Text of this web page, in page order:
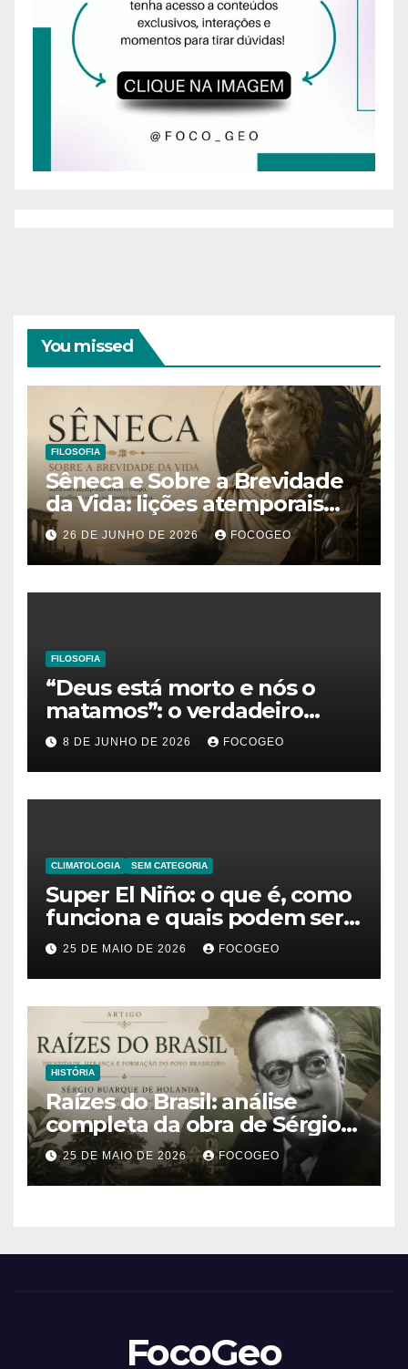
You missed
FILOSOFIA
Sêneca e Sobre a Brevidade
da Vida: lições atemporais
sobre o tempo, a felicidade e
o verdadeiro sentido da
existência
26 DE JUNHO DE 2026 FOCOGEO
FILOSOFIA
“Deus está morto e nós o
matamos”: o verdadeiro
significado da frase de
Friedrich Nietzsche
8 DE JUNHO DE 2026 FOCOGEO
CLIMATOLOGIA SEM CATEGORIA
Super El Niño: o que é, como
funciona e quais podem ser
os impactos desse fenômeno
climático extremo no Brasil e
no mundo
25 DE MAIO DE 2026 FOCOGEO
HISTÓRIA
Raízes do Brasil: análise
completa da obra de Sérgio
Buarque de Holanda e sua
importância para entender a
formação do Brasil
25 DE MAIO DE 2026 FOCOGEO
FocoGeo